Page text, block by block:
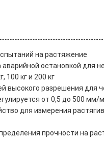
на растяжение
остановкой для
100 кг и 200 кг
высокого разрешения для
от 0,5 до 500
для измерения
прочности на